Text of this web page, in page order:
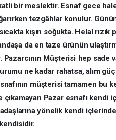
bir meslektir. Esnaf gece
tezgâhlar konulur.
kışın soğukta. Helal
da en taze ürünün
Pazarcının Müşterisi hep
ne kadar rahatsa, alım
müşterisi tamamen bu
Pazar esnafı kendi
yönelik kendi